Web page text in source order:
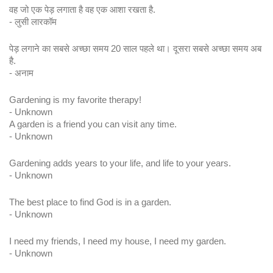
वह जो एक पेड़ लगाता है वह एक आशा रखता है.
- लुसी लारकॉम
पेड़ लगाने का सबसे अच्छा समय 20 साल पहले था। दूसरा सबसे अच्छा समय अब
है.
- अनाम
Gardening is my favorite therapy!
- Unknown
A garden is a friend you can visit any time.
- Unknown
Gardening adds years to your life, and life to your years.
- Unknown
The best place to find God is in a garden.
- Unknown
I need my friends, I need my house, I need my garden.
- Unknown